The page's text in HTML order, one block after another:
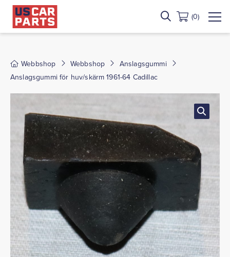
(0)
Webbshop Webbshop
Anslagsgummi
Anslagsgummi för huv/skärm 1961-64 Cadillac